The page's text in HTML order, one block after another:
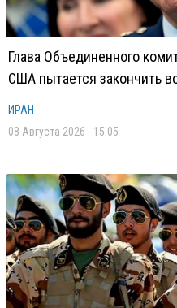
Глава Объединенного
США пытается закончить
ИРАН
08 Августа 2026 - 15:05